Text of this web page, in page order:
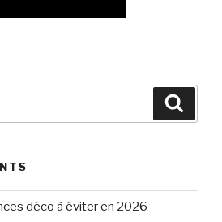
déco à éviter en 2026